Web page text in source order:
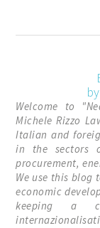
Welcome to
Michele Rizzo
Italian and
in the sectors
procurement,
We use this blog
economic
keeping a